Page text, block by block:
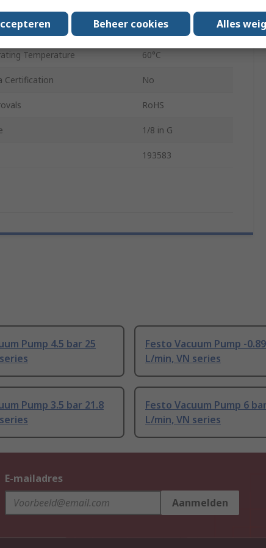
G 1/8
Temperature 60°C
Certification No
RoHS
1/8 in G
193583
Pump 4.5 bar 25
Festo Vacuum Pump -
L/min, VN series
Pump 3.5 bar 21.8
Festo Vacuum Pump 6
L/min, VN series
E-mailadres
Aanmelden
Beheer cookies Alles